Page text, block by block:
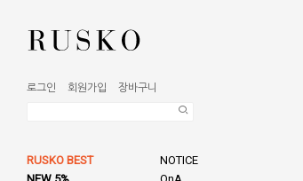
로그인 회원가입 장바구니
RUSKO BEST
NOTICE